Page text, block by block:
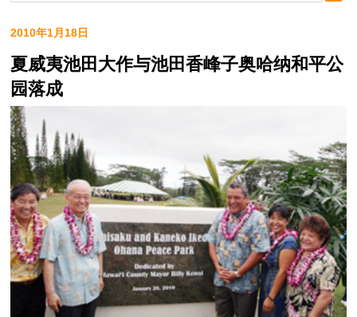
2010年1月18日
夏威夷池田大作与池田香峰子奥哈纳和平公
园落成